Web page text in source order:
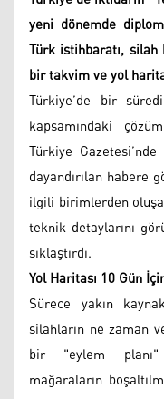
yeni dönemde
Türk istihbaratı,
bir takvim ve yol
Türkiye’de bir
kapsamındaki
Türkiye
dayandırılan habere
ilgili birimlerden
teknik detaylarını
sıklaştırdı.
Yol Haritası 10 Gün
Sürece yakın
silahların ne zaman
bir "eylem
mağaraların